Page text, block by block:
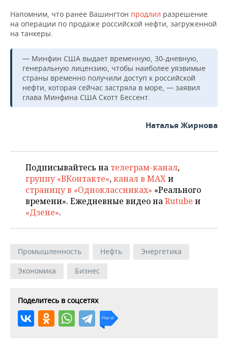
ХОККЕЙ С МЯЧОМ
ПРОИСШЕСТВИЯ
Напомним, что ранее Вашингтон продлил разрешение
на операции по продаже российской нефти, загруженной
на танкеры.
— Минфин США выдает временную, 30-дневную,
генеральную лицензию, чтобы наиболее уязвимые
страны временно получили доступ к российской
нефти, которая сейчас застряла в море, — заявил
глава Минфина США Скотт Бессент.
Наталья Жирнова
Подписывайтесь на телеграм-канал,
группу «ВКонтакте»,канал в MAXи
страницу в «Одноклассниках» «Реального
времени». Ежедневные видео наRutube и
«Дзене».
Промышленность Нефть
Энергетика
Экономика
Бизнес
Поделитесь в соцсетях